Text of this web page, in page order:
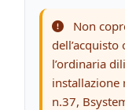
Non
l’ordinaria
installazione
n.37,